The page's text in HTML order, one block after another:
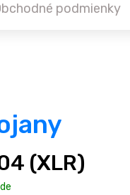
podmienky
(XLR)